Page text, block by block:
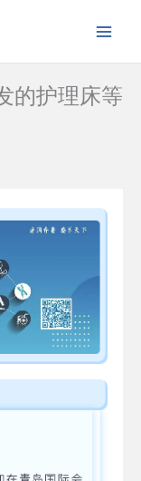
的护理床等